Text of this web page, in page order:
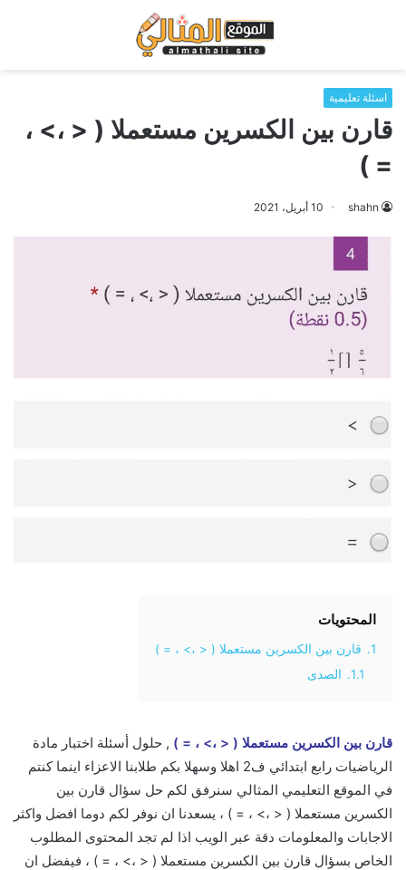
اسئلة تعليمية
قارن بين الكسرين مستعملا ( < ،> ،
= )
shahn 10 أبريل، 2021
المحتويات
1.
قارن بين الكسرين مستعملا ( < ،> ، = )
1.1.
الصدى
قارن بين الكسرين مستعملا ( < ،> ، = ) , حلول أسئلة اختبار مادة
الرياضيات رابع ابتدائي ف2 اهلا وسهلا بكم طلابنا الاعزاء اينما كنتم
في الموقع التعليمي المثالي سنرفق لكم حل سؤال قارن بين
الكسرين مستعملا ( < ،> ، = ) ، يسعدنا ان نوفر لكم دوما افضل واكثر
الاجابات والمعلومات دقة عبر الويب اذا لم تجد المحتوى المطلوب
الخاص بسؤال قارن بين الكسرين مستعملا ( < ،> ، = ) ، فيفضل ان